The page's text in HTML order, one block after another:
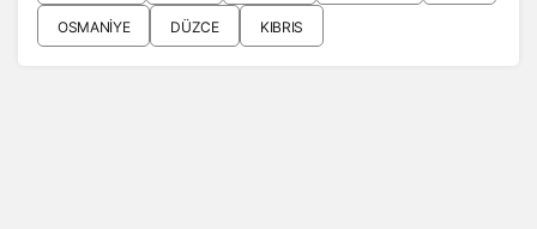
OSMANIYE DÜZCE KIBRIS